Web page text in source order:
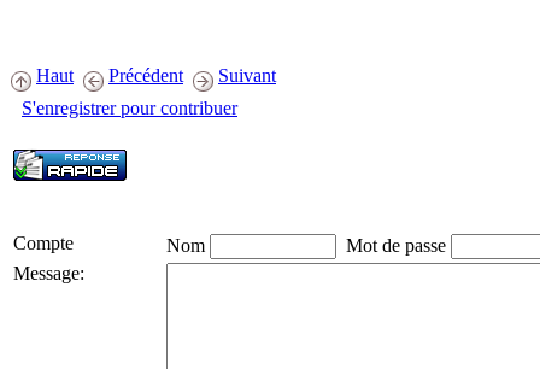
Haut Précédent
Suivant
S'enregistrer pour contribuer
Compte Nom
Mot de passe
Message: